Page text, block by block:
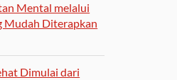
Mental melalui
Mudah Diterapkan
Dimulai dari